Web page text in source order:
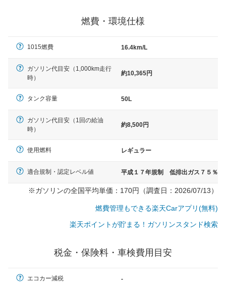
× 長さ 5,000mm 車路幅 5,000mmというサイズが標準値
燃費・環境仕様
1015燃費 16.4km/L
ガソリン代目安（1,000km走行
時）
約10,365円
タンク容量 50L
ガソリン代目安（1回の給油
時）
約8,500円
使用燃料 レギュラー
適合規制・認定レベル値 平成１７年規制 低排出ガス７５％
※ガソリンの全国平均単価：170円（調査日：2026/07/13）
燃費管理もできる楽天Carアプリ(無料)
楽天ポイントが貯まる！ガソリンスタンド検索
税金・保険料・車検費用目安
エコカー減税 -